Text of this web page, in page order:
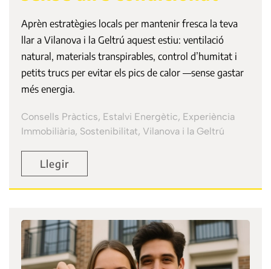
Aprèn estratègies locals per mantenir fresca la teva
llar a Vilanova i la Geltrú aquest estiu: ventilació
natural, materials transpirables, control d’humitat i
petits trucs per evitar els pics de calor —sense gastar
més energia.
Consells Pràctics, Estalvi Energètic, Experiència
Immobiliària, Sostenibilitat, Vilanova i la Geltrú
Llegir